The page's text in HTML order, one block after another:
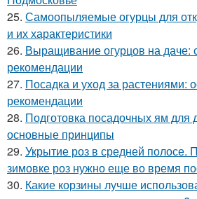
25. Самоопыляемые огурцы для
и их характеристики
26. Выращивание огурцов на даче:
рекомендации
27. Посадка и уход за растениями:
рекомендации
28. Подготовка посадочных ям для
основные принципы
29. Укрытие роз в средней полосе.
зимовке роз нужно еще во время
30. Какие корзины лучше